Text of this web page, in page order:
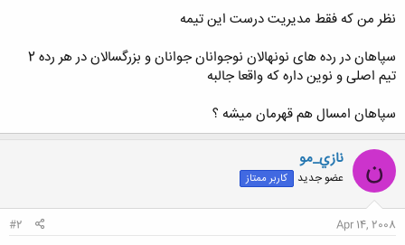
نظر من که فقط مدیریت درست این تیمه
سپاهان در رده های نونهالان نوجوانان جوانان و بزرگسالان در هر رده 2
تیم اصلی و نوین داره که واقعا جالبه
سپاهان امسال هم قهرمان میشه ؟
ن نازي_مو
عضو جدید کاربر ممتاز
Apr 14, 2008
#2